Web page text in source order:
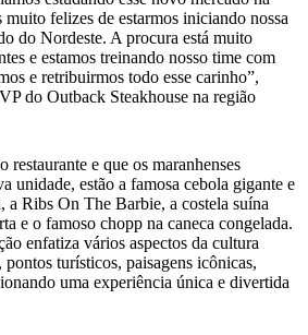
muito felizes de estarmos iniciando nossa
do Nordeste. A procura está muito
e estamos treinando nosso time com
e retribuirmos todo esse carinho”,
do Outback Steakhouse na região
restaurante e que os maranhenses
unidade, estão a famosa cebola gigante e
a Ribs On The Barbie, a costela suína
e o famoso chopp na caneca congelada.
enfatiza vários aspectos da cultura
turísticos, paisagens icônicas,
uma experiência única e divertida